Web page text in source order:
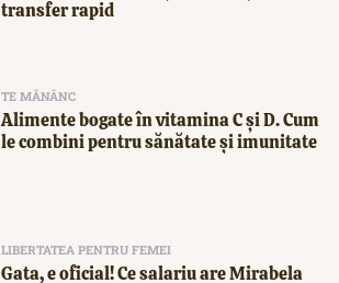
transfer rapid
TE MĂNÂNC
Alimente bogate în vitamina C și D. Cum
le combini pentru sănătate și imunitate
LIBERTATEA PENTRU FEMEI
Gata, e oficial! Ce salariu are Mirabela